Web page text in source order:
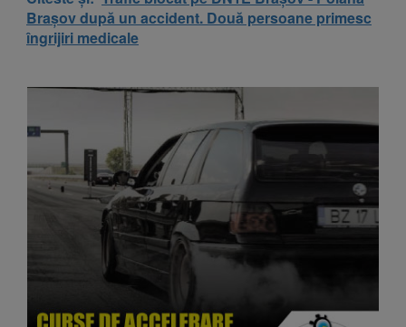
Brașov după un accident. Două persoane primesc
îngrijiri medicale